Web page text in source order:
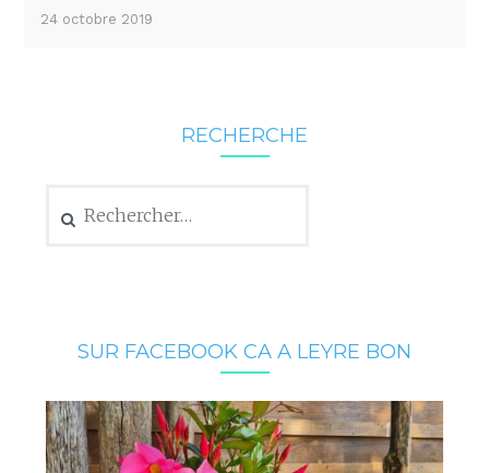
24 octobre 2019
RECHERCHE
SUR FACEBOOK CA A LEYRE BON